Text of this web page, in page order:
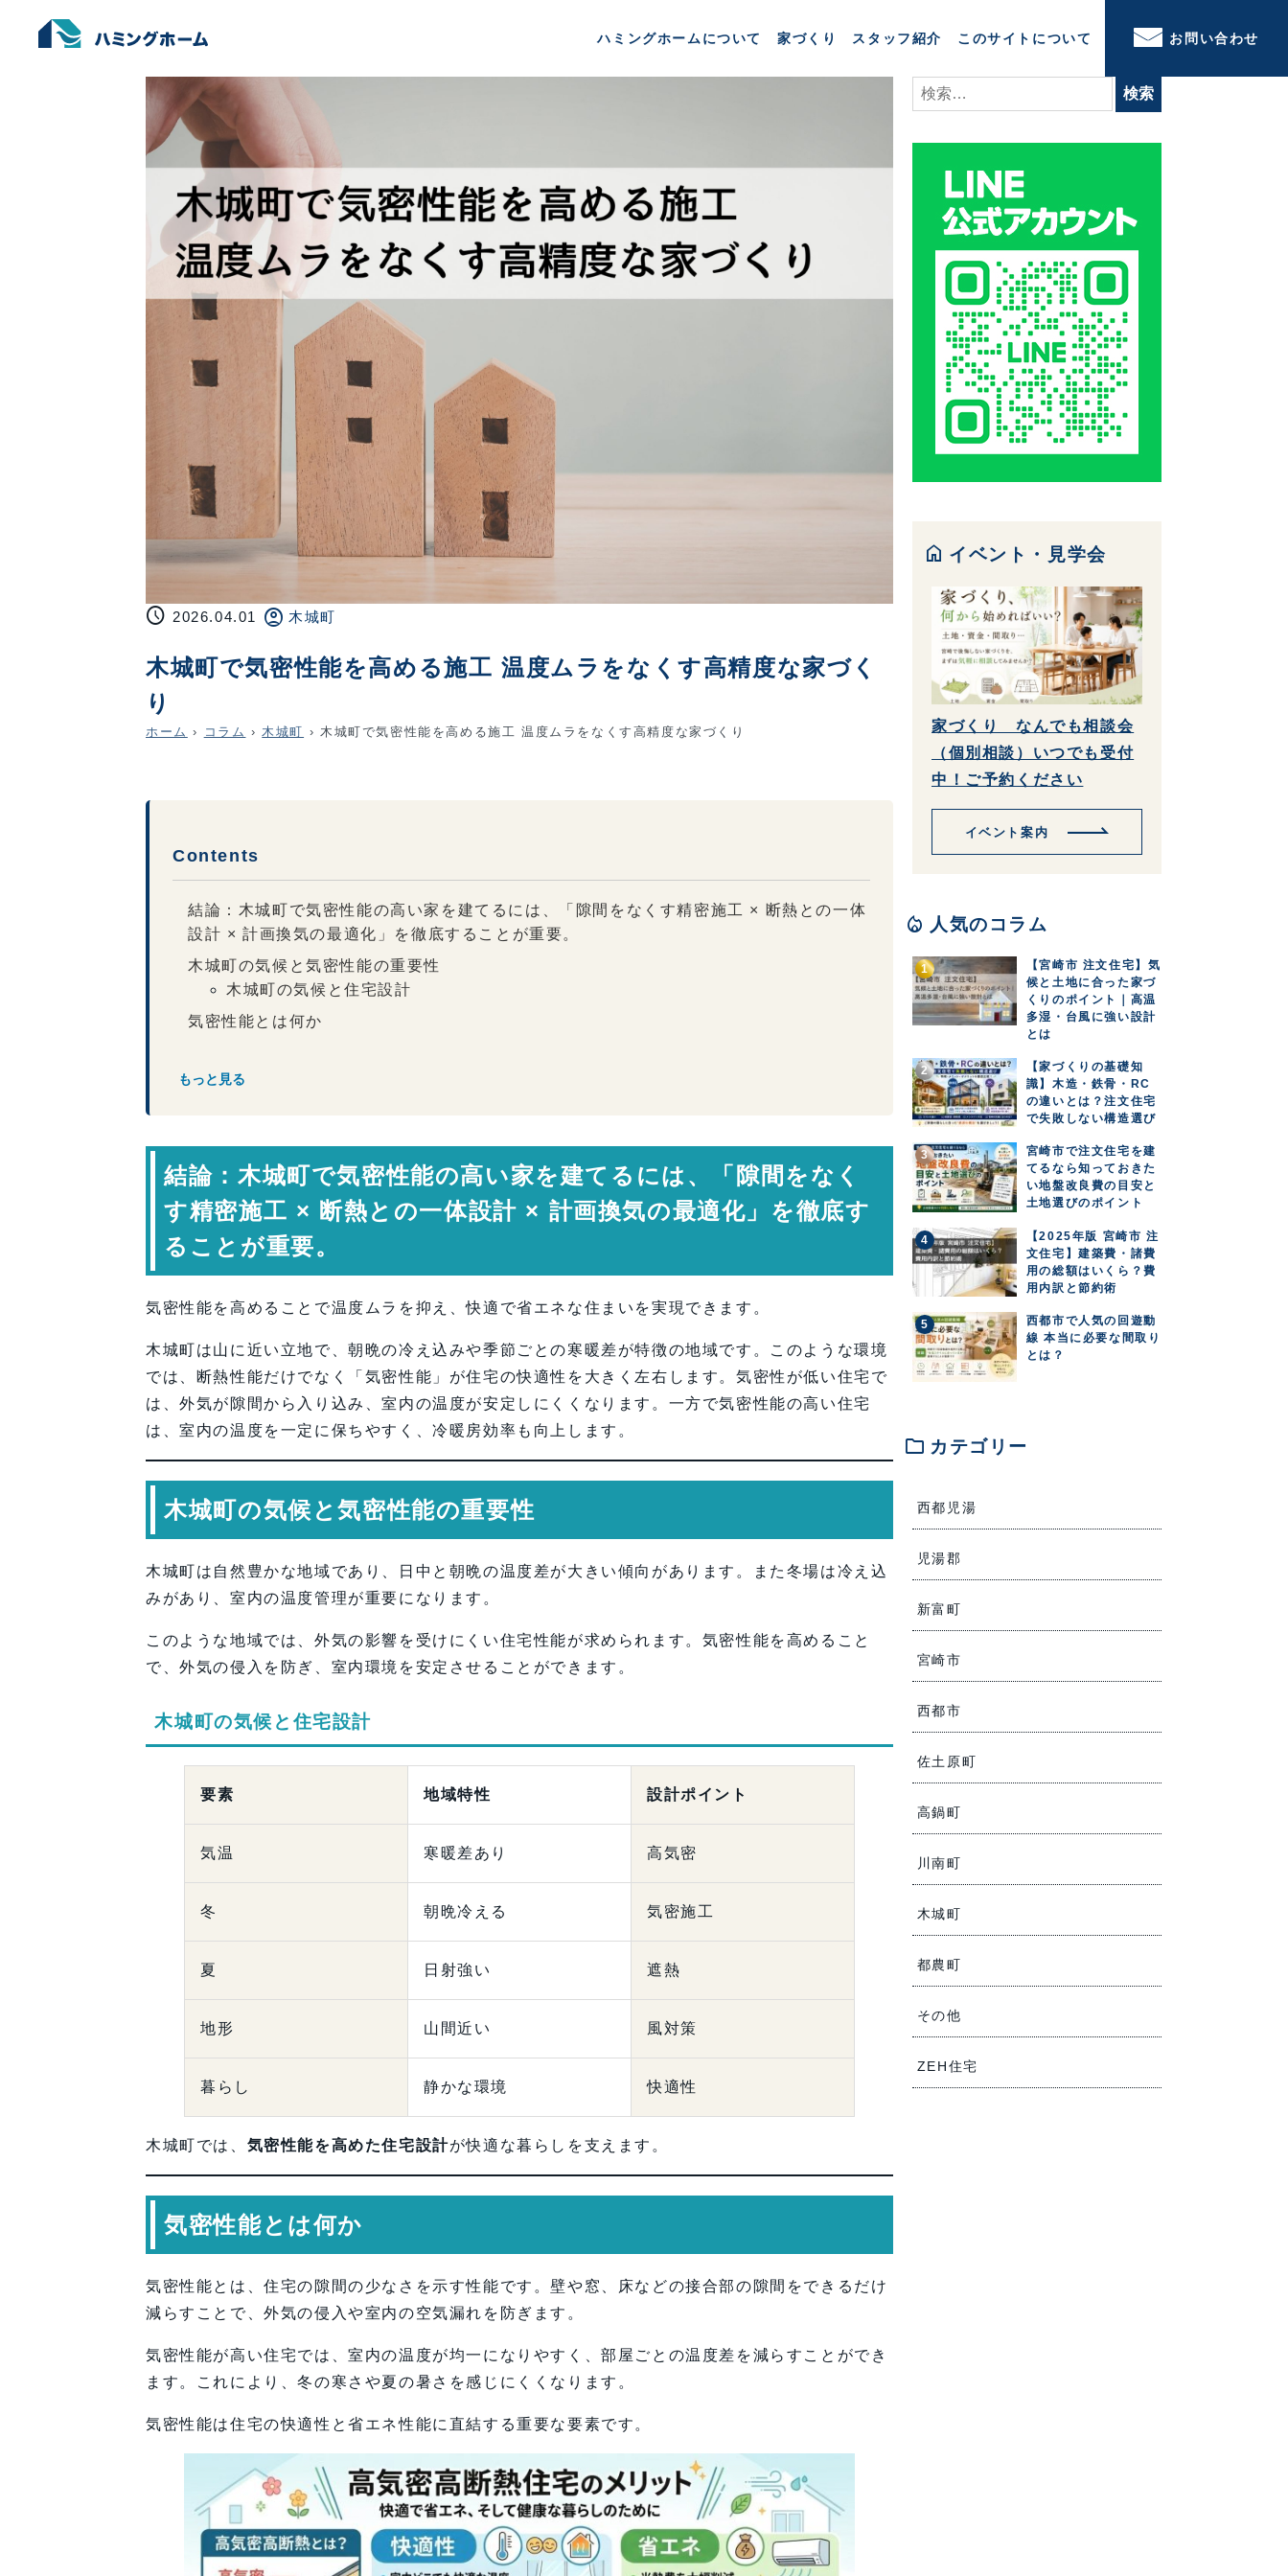
ハミングホームについて 家づくり スタッフ紹介 このサイトについて お問い合わせ
schedule 2026.04.01 account_circle 木城町
木城町で気密性能を高める施工 温度ムラをなくす高精度な家づく
り
ホーム › コラム › 木城町 › 木城町で気密性能を高める施工 温度ムラをなくす高精度な家づくり
Contents
結論：木城町で気密性能の高い家を建てるには、「隙間をなくす精密施工 × 断熱との一体
設計 × 計画換気の最適化」を徹底することが重要。
木城町の気候と気密性能の重要性
木城町の気候と住宅設計
気密性能とは何か
断熱性能との関係
計画換気とのバランス
専門家コメント
まとめ：木城町で実現する高気密住宅
【会社情報・お問い合わせ】
もっと見る
結論：木城町で気密性能の高い家を建てるには、「隙間をなく
す精密施工 × 断熱との一体設計 × 計画換気の最適化」を徹底す
ることが重要。
気密性能を高めることで温度ムラを抑え、快適で省エネな住まいを実現できます。
木城町は山に近い立地で、朝晩の冷え込みや季節ごとの寒暖差が特徴の地域です。このような環境
では、断熱性能だけでなく「気密性能」が住宅の快適性を大きく左右します。気密性が低い住宅で
は、外気が隙間から入り込み、室内の温度が安定しにくくなります。一方で気密性能の高い住宅
は、室内の温度を一定に保ちやすく、冷暖房効率も向上します。
木城町の気候と気密性能の重要性
木城町は自然豊かな地域であり、日中と朝晩の温度差が大きい傾向があります。また冬場は冷え込
みがあり、室内の温度管理が重要になります。
このような地域では、外気の影響を受けにくい住宅性能が求められます。気密性能を高めること
で、外気の侵入を防ぎ、室内環境を安定させることができます。
木城町の気候と住宅設計
要素 地域特性 設計ポイント
気温 寒暖差あり 高気密
冬 朝晩冷える 気密施工
夏 日射強い 遮熱
地形 山間近い 風対策
暮らし 静かな環境 快適性
木城町では、 気密性能を高めた住宅設計が快適な暮らしを支えます。
気密性能とは何か
気密性能とは、住宅の隙間の少なさを示す性能です。壁や窓、床などの接合部の隙間をできるだけ
減らすことで、外気の侵入や室内の空気漏れを防ぎます。
気密性能が高い住宅では、室内の温度が均一になりやすく、部屋ごとの温度差を減らすことができ
ます。これにより、冬の寒さや夏の暑さを感じにくくなります。
気密性能は住宅の快適性と省エネ性能に直結する重要な要素です。
検
索:
home イベント・見学会
家づくり なんでも相談会
（個別相談）いつでも受付
中！ご予約ください
イベント案内
local_fire_department 人気のコラム
【宮崎市 注文住宅】気
候と土地に合った家づ
くりのポイント｜高温
多湿・台風に強い設計
とは
【家づくりの基礎知
識】木造・鉄骨・RC
の違いとは？注文住宅
で失敗しない構造選び
宮崎市で注文住宅を建
てるなら知っておきた
い地盤改良費の目安と
土地選びのポイント
【2025年版 宮崎市 注
文住宅】建築費・諸費
用の総額はいくら？費
用内訳と節約術
西都市で人気の回遊動
線 本当に必要な間取り
とは？
folder カテゴリー
西都児湯
児湯郡
新富町
宮崎市
西都市
佐土原町
高鍋町
川南町
木城町
都農町
その他
ZEH住宅